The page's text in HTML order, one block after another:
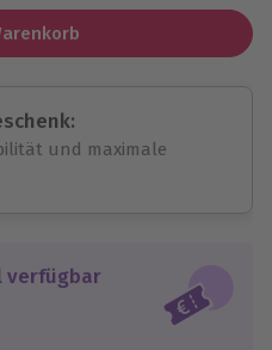
und maximale
einlösbar.
verfügbar